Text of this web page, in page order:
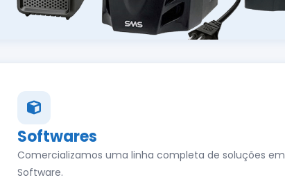
Softwares
Comercializamos uma linha completa de soluções em
Software.